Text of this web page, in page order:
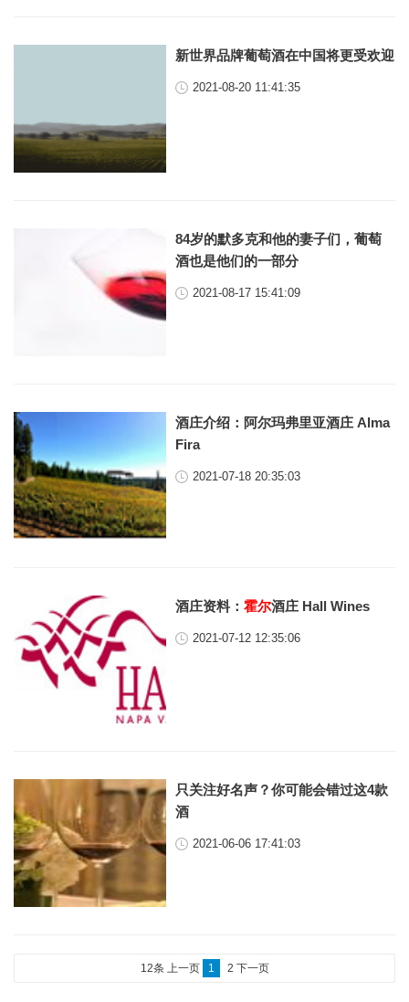
新世界品牌葡萄酒在中国将更受欢迎
2021-08-20 11:41:35
84岁的默多克和他的妻子们，葡萄
酒也是他们的一部分
2021-08-17 15:41:09
酒庄介绍：阿尔玛弗里亚酒庄 Alma
Fira
2021-07-18 20:35:03
酒庄资料：霍尔酒庄 Hall Wines
2021-07-12 12:35:06
只关注好名声？你可能会错过这4款
酒
2021-06-06 17:41:03
12条 上一页 1 2 下一页